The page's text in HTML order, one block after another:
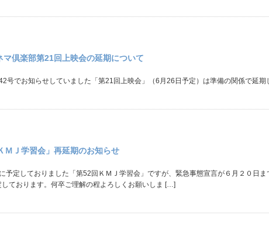
マ倶楽部第21回上映会の延期について
号でお知らせしていました「第21回上映会」（6月26日予定）は準備の関係で延
ＭＪ学習会」再延期のお知らせ
予定しておりました「第52回ＫＭＪ学習会」ですが、緊急事態宣言が６月２０日
しております。何卒ご理解の程よろしくお願いしま […]